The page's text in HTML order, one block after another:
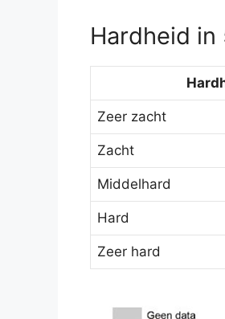
Hardheid
Zeer zacht
Zacht
Middelhard
Hard
Zeer hard